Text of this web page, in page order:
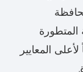
المتطورة
المعايير